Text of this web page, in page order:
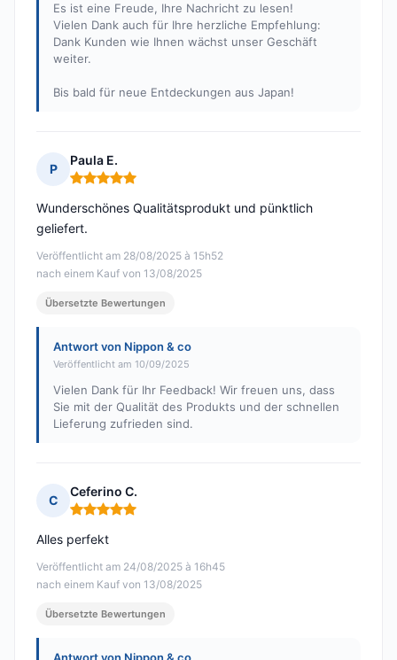
Es ist eine Freude, Ihre Nachricht zu lesen!
Vielen Dank auch für Ihre herzliche Empfehlung:
Dank Kunden wie Ihnen wächst unser Geschäft
weiter.
Bis bald für neue Entdeckungen aus Japan!
P
Paula E.
Hinweis: 5 von 5
Veröffentlicht am 28/08/2025 à 15h52
nach einem Kauf von 13/08/2025
Wunderschönes Qualitätsprodukt und pünktlich
geliefert.
Übersetzte Bewertungen
Antwort von Nippon & co
Veröffentlicht am 10/09/2025
Vielen Dank für Ihr Feedback! Wir freuen uns, dass
Sie mit der Qualität des Produkts und der schnellen
Lieferung zufrieden sind.
C
Ceferino C.
Hinweis: 5 von 5
Veröffentlicht am 24/08/2025 à 16h45
nach einem Kauf von 13/08/2025
Alles perfekt
Übersetzte Bewertungen